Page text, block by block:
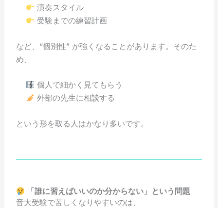
演奏スタイル
受験までの練習計画
など、“個別性” が強くなることがあります。そのた
め、
個人で細かく見てもらう
外部の先生に相談する
という形を取る人はかなり多いです。
「誰に習えばいいのか分からない」という問題
音大受験で苦しくなりやすいのは、